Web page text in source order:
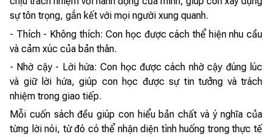
sự tôn trọng, gắn kết với mọi người xung quanh.
- Thích - Không thích: Con học được cách thể hiện nhu cầu
và cảm xúc của bản thân.
- Nhờ cậy - Lời hứa: Con học được cách nhờ cậy đúng lúc
và giữ lời hứa, giúp con học được sự tin tưởng và trách
nhiệm trong giao tiếp.
Mỗi cuốn sách đều giúp con hiểu bản chất và ý nghĩa của
từng lời nói, từ đó có thể nhận diện tình huống trong thực tế